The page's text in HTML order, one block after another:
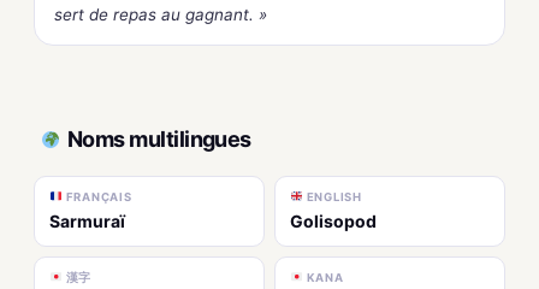
sert de repas au gagnant. »
Noms multilingues
FRANÇAIS
Sarmuraï
ENGLISH
Golisopod
漢字 KANA